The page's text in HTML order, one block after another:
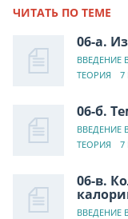
ЧИТАТЬ ПО ТЕМЕ
06-а.
ВВЕДЕНИЕ
ТЕОРИЯ
7
06-б.
ВВЕДЕНИЕ
ТЕОРИЯ
7
06-в.
ВВЕДЕНИЕ